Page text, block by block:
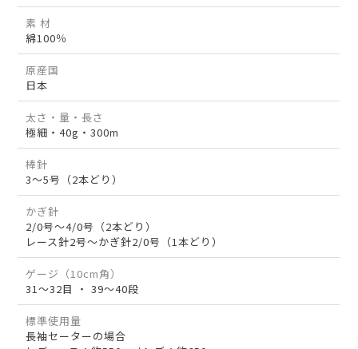
素 材
綿100％
原産国
日本
太さ・量・長さ
極細・40g・300m
棒針
3～5号（2本どり）
かぎ針
2/0号～4/0号（2本どり）
レース針2号～かぎ針2/0号（1本どり）
ゲージ（10cm角）
31～32目 ・ 39～40段
標準使用量
長袖セーターの場合